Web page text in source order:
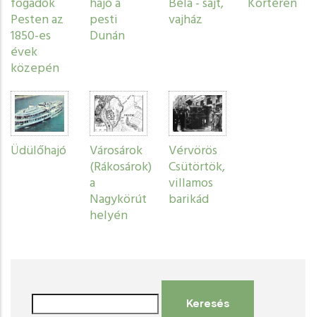
Pesten az
1850-es
évek
közepén
pesti
Dunán
vajház
Üdülőhajó Városárok
(Rákosárok)
a
Nagykörút
helyén
Vérvörös
Csütörtök,
villamos
barikád